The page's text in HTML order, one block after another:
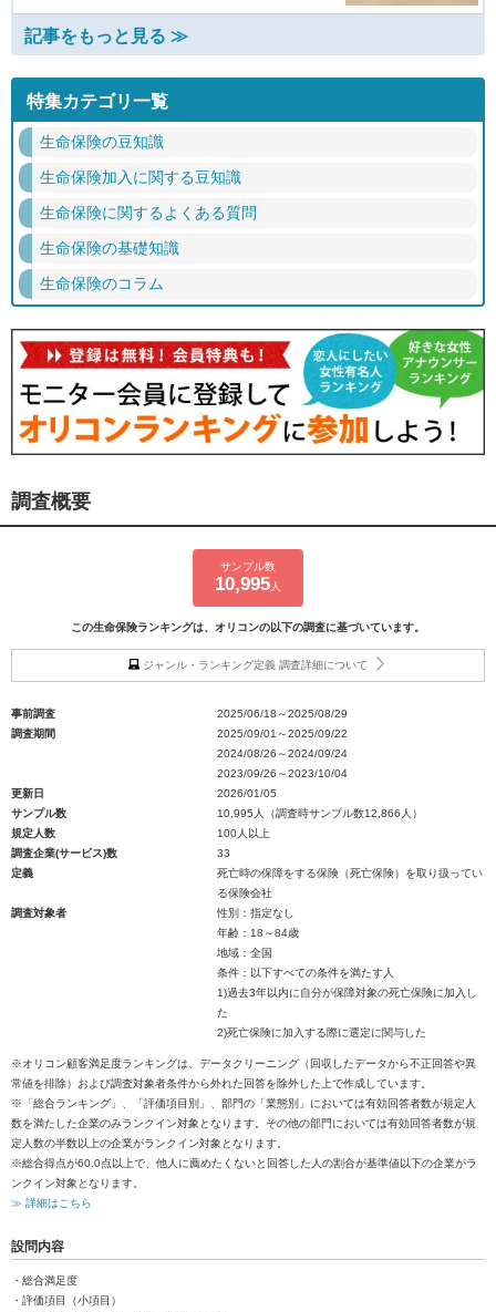
記事をもっと見る ≫
特集カテゴリ一覧
生命保険の豆知識
生命保険加入に関する豆知識
生命保険に関するよくある質問
生命保険の基礎知識
生命保険のコラム
調査概要
サンプル数
10,995 人
この生命保険ランキングは、オリコンの以下の調査に基づいています。
ジャンル・ランキング定義 調査詳細について
事前調査
2025/06/18～2025/08/29
調査期間
2025/09/01～2025/09/22
2024/08/26～2024/09/24
2023/09/26～2023/10/04
更新日
2026/01/05
サンプル数
10,995人（調査時サンプル数12,866人）
規定人数
100人以上
調査企業(サービス)数
33
定義
死亡時の保障をする保険（死亡保険）を取り扱ってい
る保険会社
調査対象者
性別：指定なし
年齢：18～84歳
地域：全国
条件：以下すべての条件を満たす人
1)過去3年以内に自分が保障対象の死亡保険に加入し
た
2)死亡保険に加入する際に選定に関与した
※オリコン顧客満足度ランキングは、データクリーニング（回収したデータから不正回答や異
常値を排除）および調査対象者条件から外れた回答を除外した上で作成しています。
※「総合ランキング」、「評価項目別」、部門の「業態別」においては有効回答者数が規定人
数を満たした企業のみランクイン対象となります。その他の部門においては有効回答者数が規
定人数の半数以上の企業がランクイン対象となります。
※総合得点が60.0点以上で、他人に薦めたくないと回答した人の割合が基準値以下の企業がラ
ンクイン対象となります。
≫ 詳細はこちら
設問内容
・総合満足度
・評価項目（小項目）